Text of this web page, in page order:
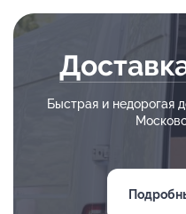
Быстрая и недорогая